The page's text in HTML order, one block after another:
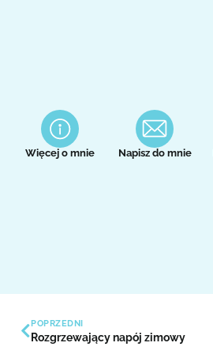
Więcej o mnie Napisz do mnie
POPRZEDNI
Rozgrzewający napój zimowy